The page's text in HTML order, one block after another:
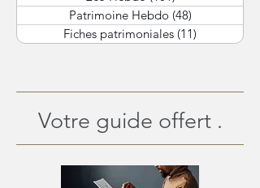
Patrimoine Hebdo (48)
Fiches patrimoniales (11)
Votre guide offert .